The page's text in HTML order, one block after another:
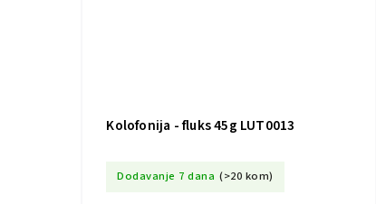
Kolofonija - fluks 45g LUT0013
Dodavanje 7 dana (>20 kom)